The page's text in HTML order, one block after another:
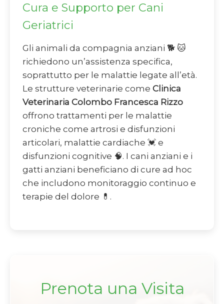
Cura e Supporto per Cani
Geriatrici
Gli animali da compagnia anziani 🐕 🐱
richiedono un’assistenza specifica,
soprattutto per le malattie legate all’età.
Le strutture veterinarie come Clinica
Veterinaria Colombo Francesca Rizzo
offrono trattamenti per le malattie
croniche come artrosi e disfunzioni
articolari, malattie cardiache 💓 e
disfunzioni cognitive 🧠. I cani anziani e i
gatti anziani beneficiano di cure ad hoc
che includono monitoraggio continuo e
terapie del dolore 💊.
Prenota una Visita